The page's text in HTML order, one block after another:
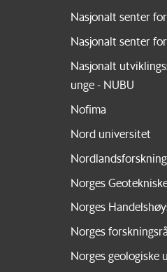
Nasjonalt senter
Nasjonalt senter
Nasjonalt
unge - NUBU
Nofima
Nord universitet
Nordlandsforskning
Norges
Norges
Norges
Norges geologiske